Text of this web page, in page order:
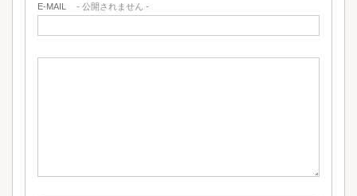
E-MAIL - 公開されません -